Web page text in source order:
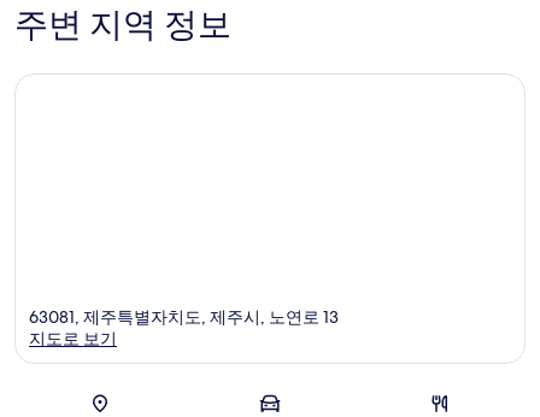
개
주변 지역 정보
지도
63081, 제주특별자치도, 제주시, 노연로 13
지도로 보기